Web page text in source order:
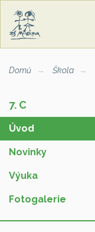
Domů Škola
7. C
Úvod
Novinky
Výuka
Fotogalerie